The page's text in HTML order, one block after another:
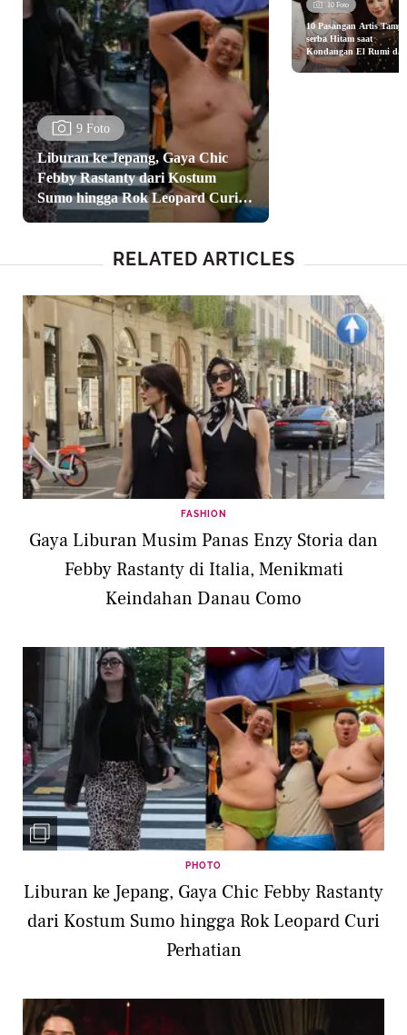
9 Foto
Liburan ke Jepang, Gaya Chic
Febby Rastanty dari Kostum
Sumo hingga Rok Leopard Curi
Perhatian
10 Foto
10 Pasangan Artis
serba Hitam saat
Kondangan El Rumi dan
Syifa Hadju dari Nagita
RELATED ARTICLES
FASHION
Gaya Liburan Musim Panas Enzy Storia dan
Febby Rastanty di Italia, Menikmati
Keindahan Danau Como
PHOTO
Liburan ke Jepang, Gaya Chic Febby Rastanty
dari Kostum Sumo hingga Rok Leopard Curi
Perhatian